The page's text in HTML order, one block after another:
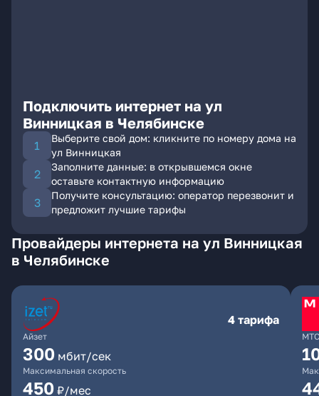
Подключить интернет на ул
Винницкая в Челябинске
Выберите свой дом: кликните по номеру дома на
ул Винницкая
Заполните данные: в открывшемся окне
оставьте контактную информацию
Получите консультацию: оператор перезвонит и
предложит лучшие тарифы
Провайдеры интернета на ул Винницкая
в Челябинске
Айзет
4 тарифа
300 мбит/сек
Максимальная скорость
450 ₽/мес
МТС